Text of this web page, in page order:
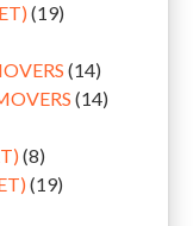
(19)
(14)
(14)
(8)
(19)